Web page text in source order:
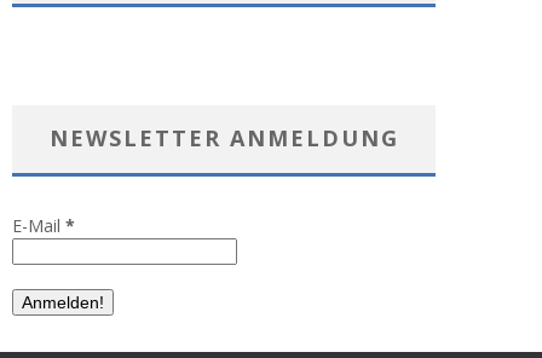
NEWSLETTER ANMELDUNG
E-Mail *